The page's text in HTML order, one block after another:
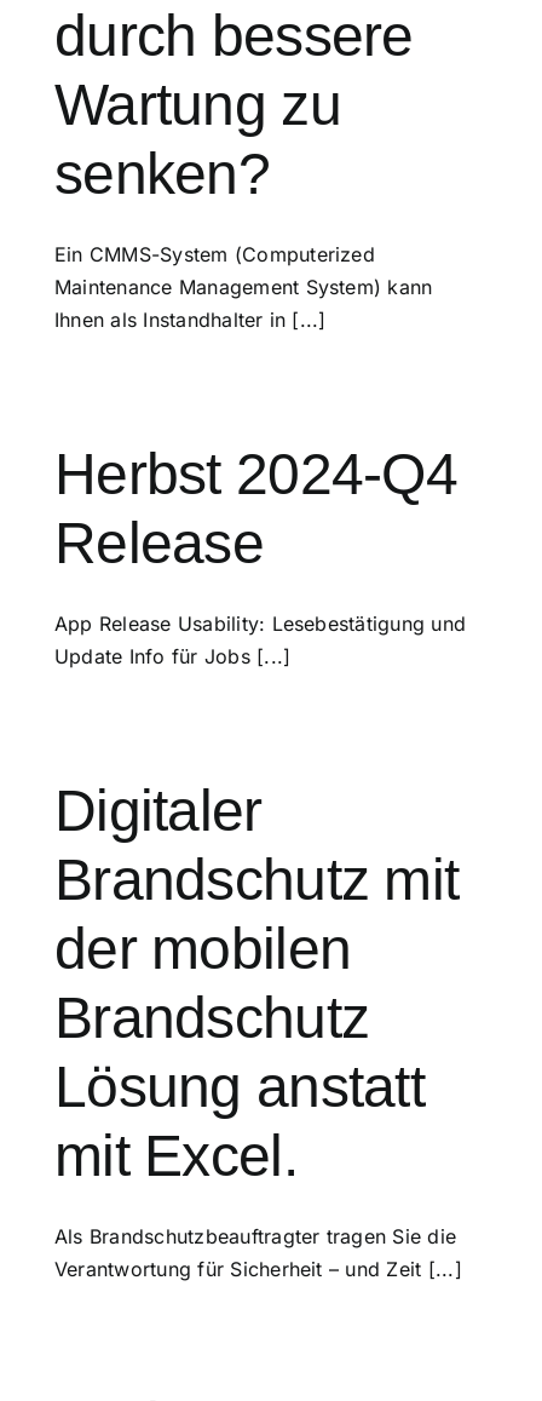
durch bessere
Wartung zu
senken?
Ein CMMS-System (Computerized
Maintenance Management System) kann
Ihnen als Instandhalter in [...]
Herbst 2024-Q4
Release
App Release Usability: Lesebestätigung und
Update Info für Jobs [...]
Digitaler
Brandschutz mit
der mobilen
Brandschutz
Lösung anstatt
mit Excel.
Als Brandschutzbeauftragter tragen Sie die
Verantwortung für Sicherheit – und Zeit [...]